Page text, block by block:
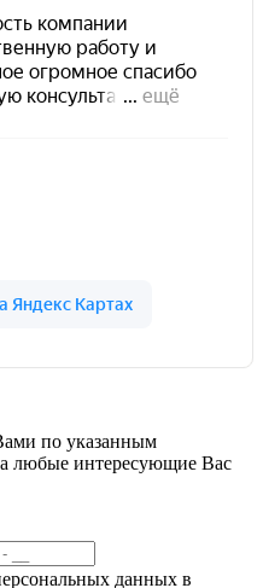
по указанным
любые интересующие Вас
данных в